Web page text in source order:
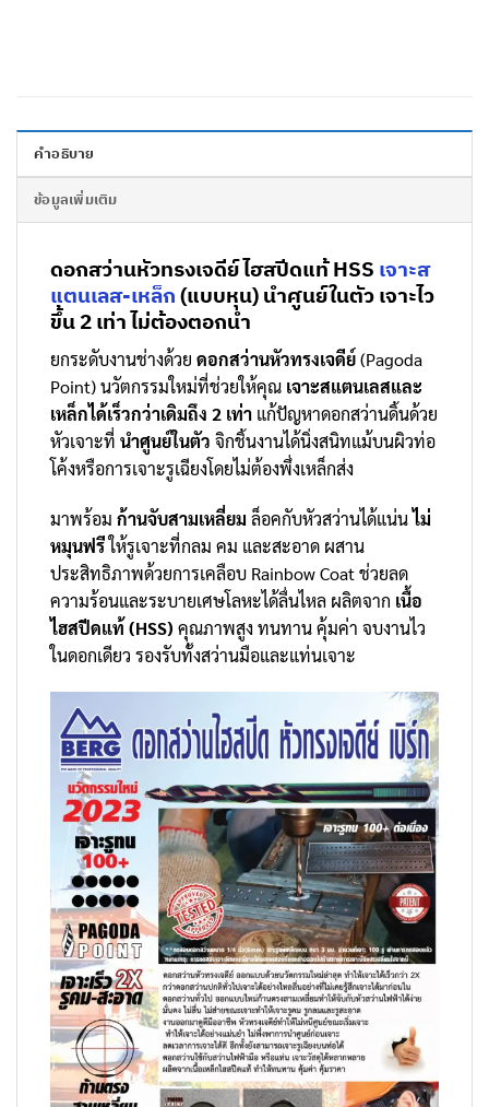
คำอธิบาย
ข้อมูลเพิ่มเติม
ดอกสว่านหัวทรงเจดีย์ ไฮสปีดแท้ HSS เจาะส
แตนเลส-เหล็ก (แบบหุน) นำศูนย์ในตัว เจาะไว
ขึ้น 2 เท่า ไม่ต้องตอกนำ
ยกระดับงานช่างด้วย ดอกสว่านหัวทรงเจดีย์(Pagoda
Point) นวัตกรรมใหม่ที่ช่วยให้คุณ เจาะสแตนเลสและ
เหล็กได้เร็วกว่าเดิมถึง 2 เท่า แก้ปัญหาดอกสว่านดิ้นด้วย
หัวเจาะที่ นำศูนย์ในตัว จิกชิ้นงานได้นิ่งสนิทแม้บนผิวท่อ
โค้งหรือการเจาะรูเฉียงโดยไม่ต้องพึ่งเหล็กส่ง
มาพร้อม ก้านจับสามเหลี่ยม ล็อคกับหัวสว่านได้แน่นไม่
หมุนฟรีให้รูเจาะที่กลม คม และสะอาด ผสาน
ประสิทธิภาพด้วยการเคลือบ Rainbow Coat ช่วยลด
ความร้อนและระบายเศษโลหะได้ลื่นไหล ผลิตจาก เนื้อ
ไฮสปีดแท้ (HSS) คุณภาพสูง ทนทาน คุ้มค่า จบงานไว
ในดอกเดียว รองรับทั้งสว่านมือและแท่นเจาะ